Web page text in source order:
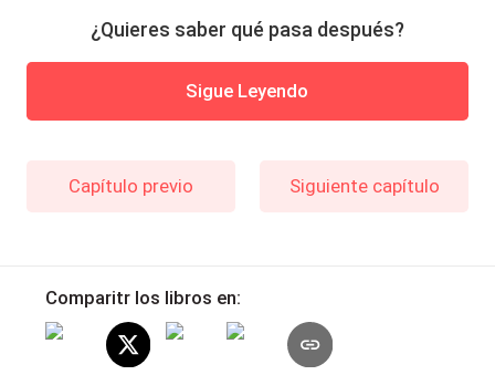
¿Quieres saber qué pasa después?
Sigue Leyendo
Capítulo previo Siguiente capítulo
Comparitr los libros en: